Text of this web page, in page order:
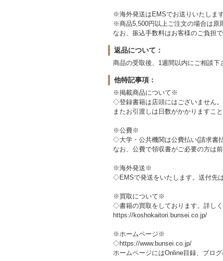
※海外発送はEMSでお送りいたしま
※商品5,500円以上ご注文の場合は原
なお、振込手数料はお客様のご負担
返品について：
商品の受取後、1週間以内にご相談下
他特記事項：
※掲載商品について※
◇登録書籍は店頭にはございません
またお引渡しは日数がかかりますこ
※公費※
◇大学・公共機関は公費払い(請求書
なお、公費で領収書がご必要の方は
※海外発送※
◇EMSで発送をいたします。送付先
※買取について※
◇書籍の買取をしております。詳し
https://koshokaitori.bunsei.co.jp/
※ホームページ※
◇https://www.bunsei.co.jp/
ホームページにはOnline目録、ブロ